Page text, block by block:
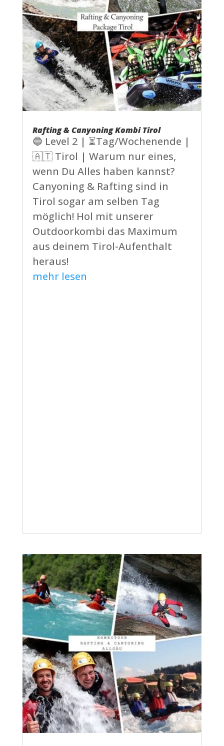
Rafting & Canyoning Kombi Tirol
🔵 Level 2 | ⏳Tag/Wochenende |
🇦🇹 Tirol | Warum nur eines,
wenn Du Alles haben kannst?
Canyoning & Rafting sind in
Tirol sogar am selben Tag
möglich! Hol mit unserer
Outdoorkombi das Maximum
aus deinem Tirol-Aufenthalt
heraus!
mehr lesen